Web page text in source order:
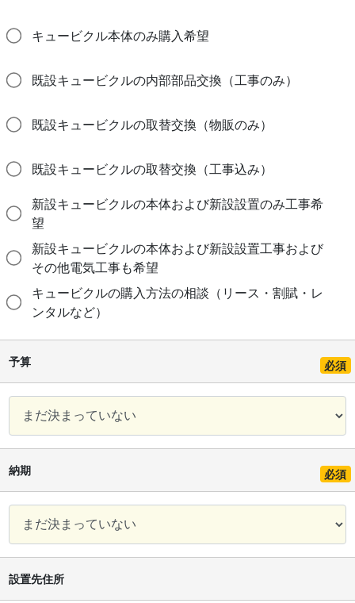
キュービクル本体のみ購入希望
既設キュービクルの内部部品交換（工事のみ）
既設キュービクルの取替交換（物販のみ）
既設キュービクルの取替交換（工事込み）
新設キュービクルの本体および新設設置のみ工事希
望
新設キュービクルの本体および新設設置工事および
その他電気工事も希望
キュービクルの購入方法の相談（リース・割賦・レ
ンタルなど）
予算 必須
納期 必須
設置先住所